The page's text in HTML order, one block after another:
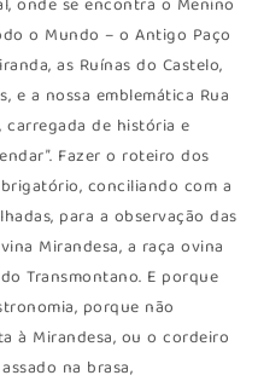
onde se encontra o Menino
o Mundo – o Antigo Paço
as Ruínas do Castelo,
e a nossa emblemática Rua
carregada de história e
Fazer o roteiro dos
conciliando com a
para a observação das
Mirandesa, a raça ovina
Transmontano. E porque
porque não
à Mirandesa, ou o cordeiro
na brasa,